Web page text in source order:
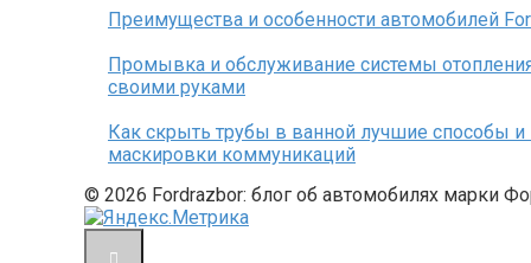
Преимущества и особенности автомобилей
Промывка и обслуживание системы
своими руками
Как скрыть трубы в ванной лучшие способы
маскировки коммуникаций
© 2026 Fordrazbor: блог об автомобилях марки